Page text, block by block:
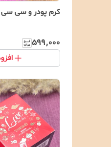
کرم پودر و سی سی
۵۹۹٬۰۰۰